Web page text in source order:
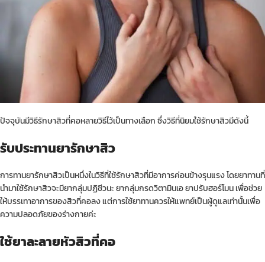
ปัจจุบันมีวิธีรักษาสิวที่คอหลายวิธีไว้เป็นทางเลือก ซึ่งวิธีที่นิยมใช้รักษาสิวมีดังนี้
รับประทานยารักษาสิว
การทานยารักษาสิวเป็นหนึ่งในวิธีที่ใช้รักษาสิวที่มีอาการค่อนข้างรุนแรง โดยยาทานที่
นำมาใช้รักษาสิวจะมียากลุ่มปฏิชีวนะ ยากลุ่มกรดวิตามินเอ ยาปรับฮอร์โมน เพื่อช่วย
ให้บรรเทาอาการของสิวที่คอลง แต่การใช้ยาทานควรให้แพทย์เป็นผู้ดูแลเท่านั้นเพื่อ
ความปลอดภัยของร่างกายค่ะ
ใช้ยาละลายหัวสิวที่คอ